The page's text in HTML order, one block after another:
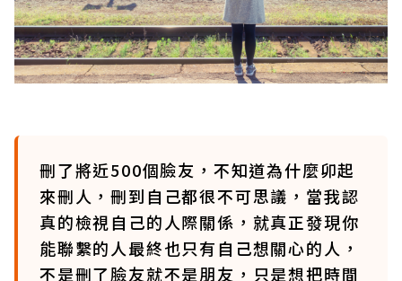
刪了將近500個臉友，不知道為什麼卯起
來刪人，刪到自己都很不可思議，當我認
真的檢視自己的人際關係，就真正發現你
能聯繫的人最終也只有自己想關心的人，
不是刪了臉友就不是朋友，只是想把時間